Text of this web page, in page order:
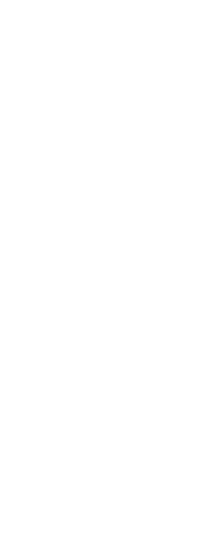
o fai acquisti